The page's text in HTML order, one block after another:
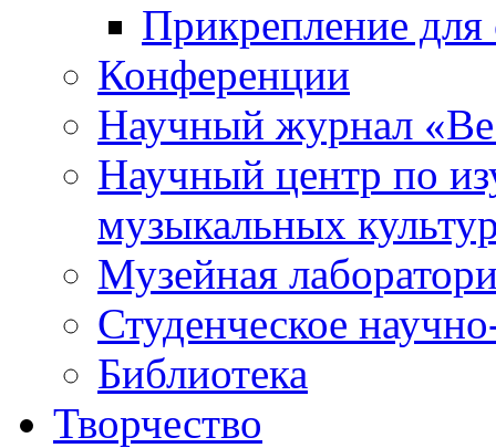
Прикрепление для
Конференции
Научный журнал
Научный центр по
музыкальных
Музейная
Студенческое
Библиотека
Творчество